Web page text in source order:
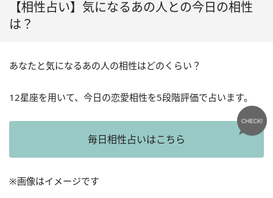
【相性占い】気になるあの人との今日の相性
は？
あなたと気になるあの人の相性はどのくらい？
12星座を用いて、今日の恋愛相性を5段階評価で占います。
毎日相性占いはこちら
※画像はイメージです